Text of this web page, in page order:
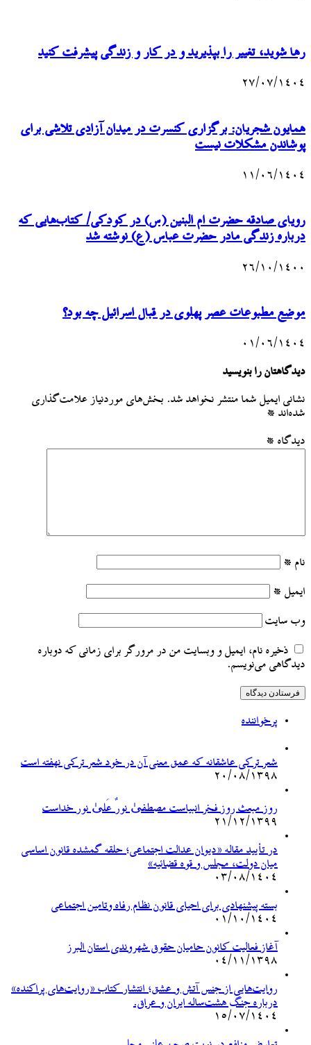
رها شوید، تغییر را بپذیرید و در کار و زندگی پیشرفت کنید
۲۷/۰۷/۱۴۰۴
همایون شجریان: برگزاری کنسرت در میدان آزادی تلاشی برای
پوشاندن مشکلات نیست
۱۱/۰۶/۱۴۰۴
رویای صادقه حضرت ام البنین (س) در کودکی/ کتاب‌هایی که
درباره زندگی مادر حضرت عباس (ع) نوشته شد
۲۶/۱۰/۱۴۰۰
موضع مطبوعات عصر پهلوی در قبال اسرائیل چه بود؟
۰۱/۰۶/۱۴۰۴
دیدگاهتان را بنویسید
نشانی ایمیل شما منتشر نخواهد شد. بخش‌های موردنیاز علامت‌گذاری
شده‌اند *
دیدگاه *
نام *
ایمیل *
وب‌ سایت
ذخیره نام، ایمیل و وبسایت من در مرورگر برای زمانی که دوباره
دیدگاهی می‌نویسم.
پرخواننده
شعر ترکی عاشقانه که عمق معنی آن در خود شعر ترکی نهفته است
۲۰/۰۸/۱۳۹۸
روز مبعث روز فخر انبیاست مصطفیٰ نورٌ عَلیٰ نور خداست
۲۱/۱۲/۱۳۹۹
در تأیید مقاله «دیوان عدالت اجتماعی؛ حلقه گمشده قانون اساسی
میان دولت، مجلس و قوه قضائیه»
۰۳/۰۸/۱۴۰۴
بسته پیشنهادی برای احیای قانون نظام رفاه وتامین اجتماعی
۰۱/۱۰/۱۴۰۴
آغاز فعالیت کانون حامیان حقوق شهروندی استان البرز
۰۴/۱۱/۱۳۹۸
روایت‌هایی از جنس آتش و عشق؛ انتشار کتاب «روایت‌های پراکنده»
درباره جنگ هشت‌ساله ایران و عراق.
۱۵/۰۷/۱۴۰۴